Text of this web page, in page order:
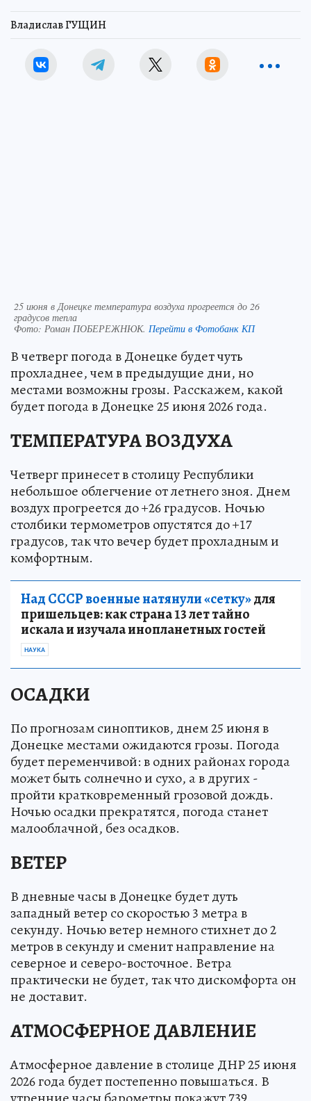
Владислав ГУЩИН
25 июня в Донецке температура воздуха прогреется до 26
градусов тепла
Фото: Роман ПОБЕРЕЖНЮК. Перейти в Фотобанк КП
В четверг погода в Донецке будет чуть
прохладнее, чем в предыдущие дни, но
местами возможны грозы. Расскажем, какой
будет погода в Донецке 25 июня 2026 года.
ТЕМПЕРАТУРА ВОЗДУХА
Четверг принесет в столицу Республики
небольшое облегчение от летнего зноя. Днем
воздух прогреется до +26 градусов. Ночью
столбики термометров опустятся до +17
градусов, так что вечер будет прохладным и
комфортным.
Над СССР военные натянули «сетку»для
пришельцев: как страна 13 лет тайно
искала и изучала инопланетных гостей
НАУКА
ОСАДКИ
По прогнозам синоптиков, днем 25 июня в
Донецке местами ожидаются грозы. Погода
будет переменчивой: в одних районах города
может быть солнечно и сухо, а в других -
пройти кратковременный грозовой дождь.
Ночью осадки прекратятся, погода станет
малооблачной, без осадков.
ВЕТЕР
В дневные часы в Донецке будет дуть
западный ветер со скоростью 3 метра в
секунду. Ночью ветер немного стихнет до 2
метров в секунду и сменит направление на
северное и северо-восточное. Ветра
практически не будет, так что дискомфорта он
не доставит.
АТМОСФЕРНОЕ ДАВЛЕНИЕ
Атмосферное давление в столице ДНР 25 июня
2026 года будет постепенно повышаться. В